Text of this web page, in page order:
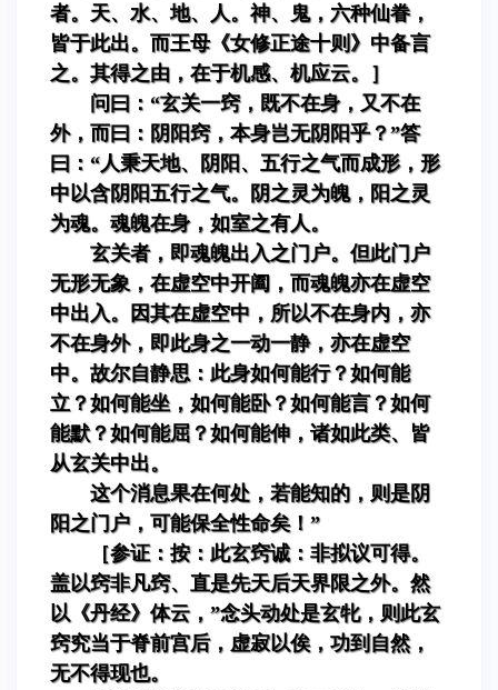
者。天、水、地、人。神、鬼，六种仙眷，
皆于此出。而王母《女修正途十则》中备言
之。其得之由，在于机感、机应云。］
问曰：“玄关一窍，既不在身，又不在
外，而曰：阴阳窍，本身岂无阴阳乎？”答
曰：“人秉天地、阴阳、五行之气而成形，形
中以含阴阳五行之气。阴之灵为魄，阳之灵
为魂。魂魄在身，如室之有人。
玄关者，即魂魄出入之门户。但此门户
无形无象，在虚空中开阖，而魂魄亦在虚空
中出入。因其在虚空中，所以不在身内，亦
不在身外，即此身之一动一静，亦在虚空
中。故尔自静思：此身如何能行？如何能
立？如何能坐，如何能卧？如何能言？如何
能默？如何能屈？如何能伸，诸如此类、皆
从玄关中出。
这个消息果在何处，若能知的，则是阴
阳之门户，可能保全性命矣！”
［参证：按：此玄窍诚：非拟议可得。
盖以窍非凡窍、直是先天后天界限之外。然
以《丹经》体云，”念头动处是玄牝，则此玄
窍究当于脊前宫后，虚寂以俟，功到自然，
无不得现也。